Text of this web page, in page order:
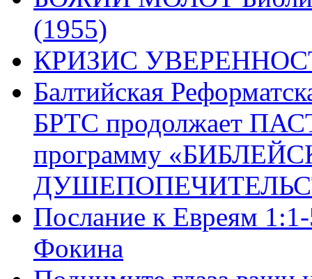
(1955)
КРИЗИС
Балтийская
БРТС продолжает
программу
Послание к Евреям
Фокина